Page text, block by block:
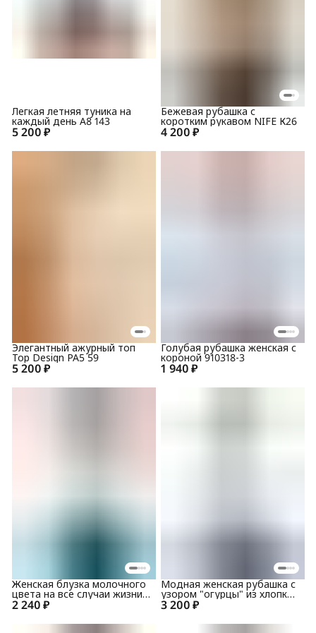
5 200 ₽
Легкая летняя туника на
каждый день A8 143
4 200 ₽
Бежевая рубашка с
коротким рукавом NIFE К26
5 200 ₽
Элегантный ажурный топ
Top Design РА5 59
1 940 ₽
Голубая рубашка женская с
короной 910318-3
2 240 ₽
Женская блузка молочного
цвета на все случаи жизни
1150-77 3 200 ₽
Модная женская рубашка с
узором "огурцы" из хлопка
1583